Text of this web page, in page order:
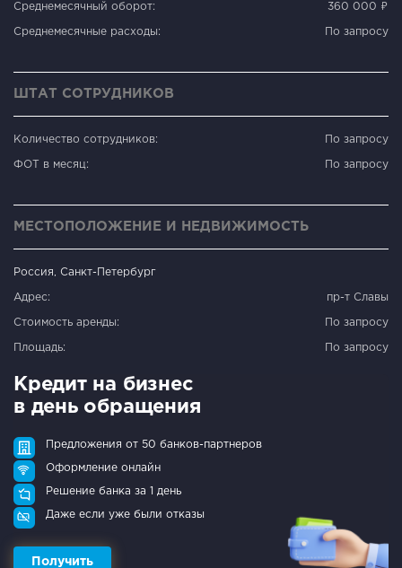
Среднемесячный оборот: 360 000 ₽
Среднемесячные расходы: По запросу
ШТАТ СОТРУДНИКОВ
Количество сотрудников: По запросу
ФОТ в месяц: По запросу
МЕСТОПОЛОЖЕНИЕ И НЕДВИЖИМОСТЬ
Россия, Санкт-Петербург
Адрес: пр-т Славы
Стоимость аренды: По запросу
Площадь: По запросу
Кредит на бизнес
в день обращения
Предложения от 50 банков-партнеров
Оформление онлайн
Решение банка за 1 день
Даже если уже были отказы
Получить